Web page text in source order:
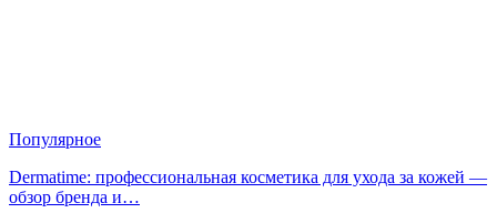
Популярное
Dermatime: профессиональная косметика для ухода за кожей —
обзор бренда и…